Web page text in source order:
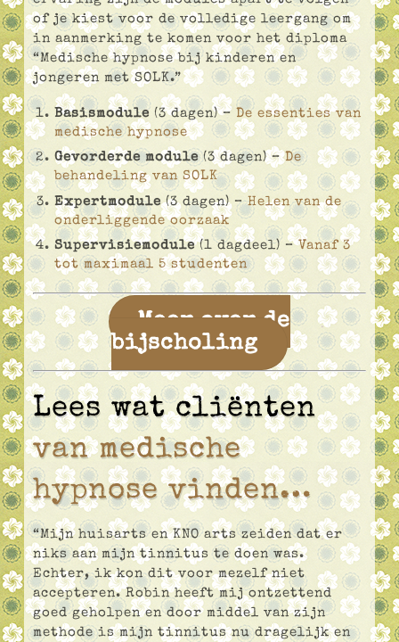
of je kiest voor de volledige leergang om
in aanmerking te komen voor het diploma
“Medische hypnose bij kinderen en
jongeren met SOLK.”
Basismodule (3 dagen) – De essenties van
medische hypnose
Gevorderde module(3 dagen) –De
behandeling van SOLK
Expertmodule(3 dagen) –Helen van de
onderliggende oorzaak
Supervisiemodule(1 dagdeel) –Vanaf 3
tot maximaal 5 studenten
Meer over de
bijscholing
Lees wat cliënten
van medische
hypnose vinden…
“Mijn huisarts en KNO arts zeiden dat er
niks aan mijn tinnitus te doen was.
Echter, ik kon dit voor mezelf niet
accepteren. Robin heeft mij ontzettend
goed geholpen en door middel van zijn
methode is mijn tinnitus nu dragelijk en